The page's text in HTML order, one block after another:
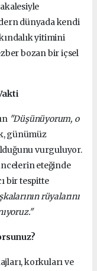
dünyada kendi
yitimini
bozan bir içsel
"Düşünüyorum, o
günümüz
vurguluyor.
eteğinde
bir tespitte
rüyalarını
korkuları ve